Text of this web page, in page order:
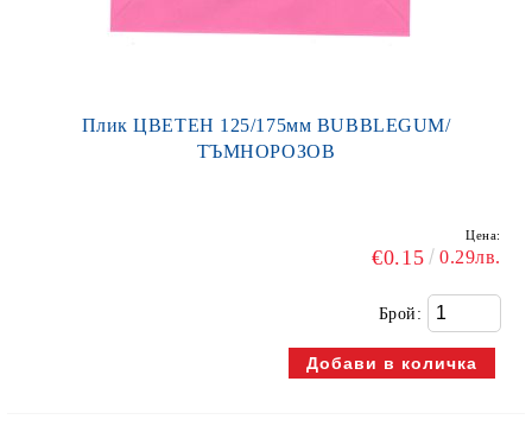
Плик ЦВЕТЕН 125/175мм BUBBLEGUM/
ТЪМНОРОЗОВ
Цена:
€0.15 0.29лв.
Брой: